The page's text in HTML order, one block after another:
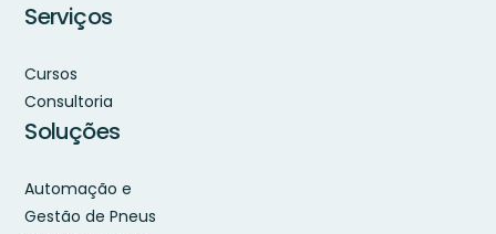
Serviços
Cursos
Consultoria
Soluções
Automação e
Gestão de Pneus